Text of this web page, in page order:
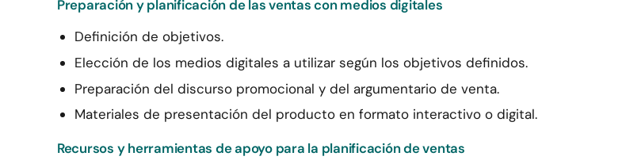
Preparación y planificación de las ventas con medios digitales
Definición de objetivos.
Elección de los medios digitales a utilizar según los objetivos definidos.
Preparación del discurso promocional y del argumentario de venta.
Materiales de presentación del producto en formato interactivo o digital.
Recursos y herramientas de apoyo para la planificación de ventas